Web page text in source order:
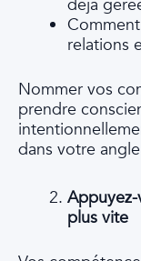
déjà
relations
Nommer vos
prendre
dans votre
plus vite